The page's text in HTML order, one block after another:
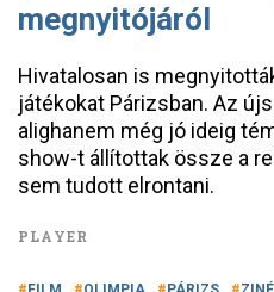
megnyitójáról
Hivatalosan is
játékokat Párizsban. Az
alighanem még jó ideig
show-t állítottak össze a
sem tudott elrontani.
PLAYER